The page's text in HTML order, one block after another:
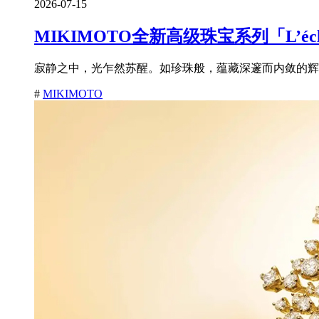
2026-07-15
MIKIMOTO全新高级珠宝系列「
寂静之中，光乍然苏醒。如珍珠般，蕴藏深邃而内敛的
# MIKIMOTO